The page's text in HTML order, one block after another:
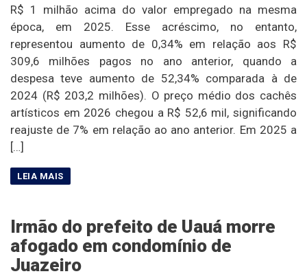
R$ 1 milhão acima do valor empregado na mesma
época, em 2025. Esse acréscimo, no entanto,
representou aumento de 0,34% em relação aos R$
309,6 milhões pagos no ano anterior, quando a
despesa teve aumento de 52,34% comparada à de
2024 (R$ 203,2 milhões). O preço médio dos cachês
artísticos em 2026 chegou a R$ 52,6 mil, significando
reajuste de 7% em relação ao ano anterior. Em 2025 a
[…]
Irmão do prefeito de Uauá morre
afogado em condomínio de
Juazeiro